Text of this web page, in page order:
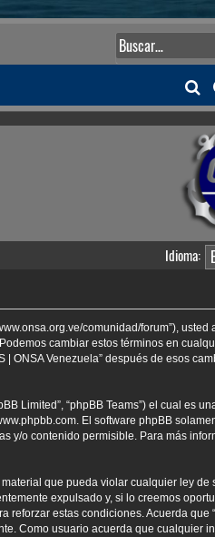
u
s
c
a
Idioma:
comunidad/forum”), usted
cambiar estos términos en
ONSA Venezuela” después de esos
Limited”, “phpBB Teams”) el cual es
. El software phpBB
y/o contenido permisible. Para más
que pueda violar cualquier ley de
expulsado y, si lo creemos
estas condiciones. Acuerda que
Como usuario acuerda que cualquier